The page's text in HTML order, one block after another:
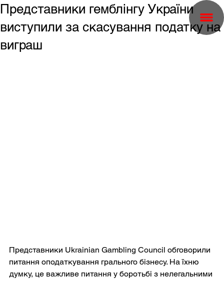
Представники гемблінгу України
виступили за скасування податку на
виграш
Представники Ukrainian Gambling Council обговорили
питання оподаткування грального бізнесу. На їхню
думку, це важливе питання у боротьбі з нелегальними